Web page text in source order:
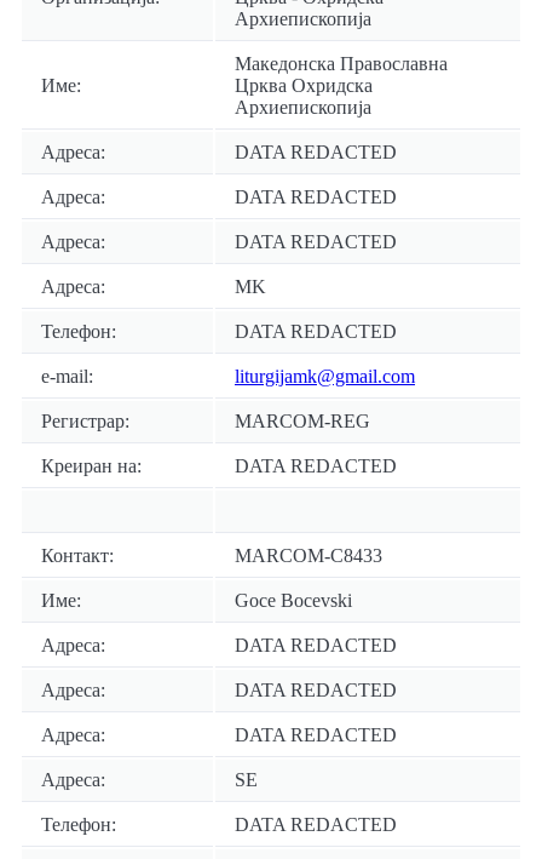
Архиепископија
Име:
Македонска Православна
Црква Охридска
Архиепископија
Адреса: DATA REDACTED
Адреса: DATA REDACTED
Адреса: DATA REDACTED
Адреса: MK
Телефон: DATA REDACTED
e-mail: liturgijamk@gmail.com
Регистрар: MARCOM-REG
Креиран на: DATA REDACTED
Контакт: MARCOM-C8433
Име: Goce Bocevski
Адреса: DATA REDACTED
Адреса: DATA REDACTED
Адреса: DATA REDACTED
Адреса: SE
Телефон: DATA REDACTED